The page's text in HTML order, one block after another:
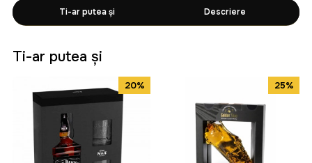
Ti-ar putea și Descriere
Ti-ar putea și
20% 25%